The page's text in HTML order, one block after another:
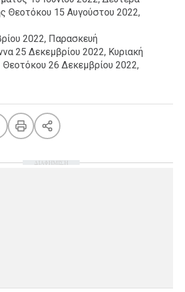
Θεοτόκου 15 Αυγούστου 2022,
2022, Παρασκευή
25 Δεκεμβρίου 2022, Κυριακή
Θεοτόκου 26 Δεκεμβρίου 2022,
ΔΙΑΦΗΜΙΣΗ